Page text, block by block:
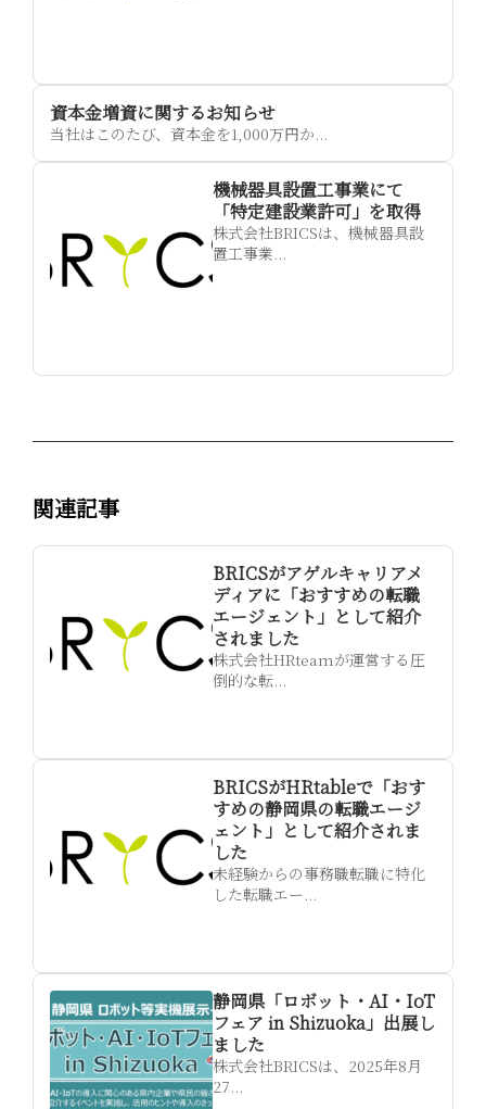
資本金増資に関するお知らせ
当社はこのたび、資本金を1,000万円か...
機械器具設置工事業にて
「特定建設業許可」を取得
株式会社BRICSは、機械器具設
置工事業...
関連記事
BRICSがアゲルキャリアメ
ディアに「おすすめの転職
エージェント」として紹介
されました
株式会社HRteamが運営する圧
倒的な転...
BRICSがHRtableで「おす
すめの静岡県の転職エージ
ェント」として紹介されま
した
未経験からの事務職転職に特化
した転職エー...
静岡県「ロボット・AI・IoT
フェア in Shizuoka」出展し
ました
株式会社BRICSは、2025年8月
27...